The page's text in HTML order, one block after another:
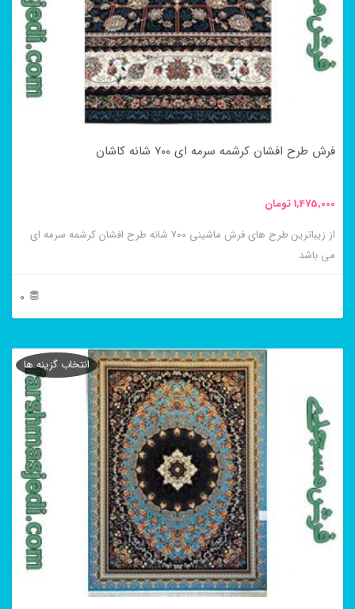
باشد.
گزینه
ها
صفحه
انتخاب
شوند
فرش طرح افشان کرشمه سرمه ای ۷۰۰ شانه کاشان
1,475,000تومان
از زیباترین طرح های فرش ماشینی ۷۰۰ شانه طرح افشان کرشمه سرمه ای
می باشد
0
محصول
مختلفی
باشد.
گزینه
ها
انتخاب گزینه ها